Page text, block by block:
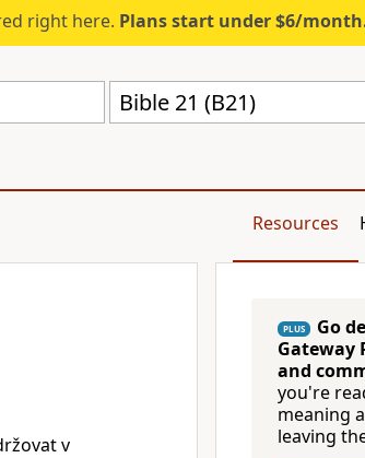
right here. Plans start under $6/
Bible 21 (B21)
Resources
v
PLUS Go
Gateway
and
you're
meaning
leaving